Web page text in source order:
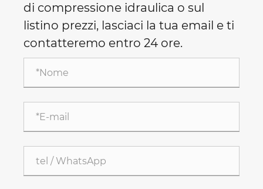
di compressione idraulica o sul
listino prezzi, lasciaci la tua email e ti
contatteremo entro 24 ore.